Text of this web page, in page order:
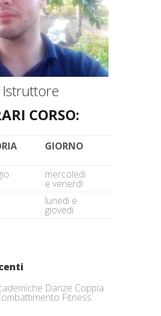
Istruttore
CORSO:
GIORNO
mercoledi
e venerdi
lunedi e
giovedi
Danze Coppia
Fitness